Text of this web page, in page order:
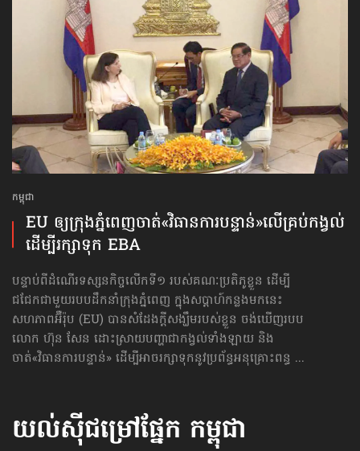
កម្ពុជា
EU ឲ្យ​ក្រុងភ្នំពេញ​ចាត់​«វិធានការ​បន្ទាន់»​លើ​គ្រប់កង្វល់​
ដើម្បី​រក្សាទុក EBA
បន្ទាប់ពីដំណើរទស្សនកិច្ចលើកទី១ របស់គណៈប្រតិភូខ្លួន ដើម្បី
ជជែកជាមួយរបបដឹកនាំក្រុងភ្នំពេញ ក្នុងសប្ដាហ៍កន្លងមកនេះ
សហភាពអ៊ឺរ៉ុប (EU) បានសំដែងក្ដីសង្ឃឹមរបស់ខ្លួន ចង់ឃើញរបប
លោក ហ៊ុន សែន ដោះស្រាយបញ្ហាជាកង្វល់ទាំងឡាយ និង
ចាត់«វិធានការ​បន្ទាន់» ដើម្បីអាចរក្សាទុក​នូវប្រព័ន្ធអនុគ្រោះពន្ធ ...
យល់ស៊ីជម្រៅផ្នែក កម្ពុជា